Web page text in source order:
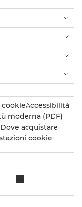
cookieAccessibilità
moderna (PDF)
acquistare
cookie